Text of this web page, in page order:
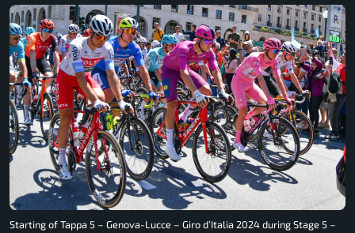
Starting of Tappa 5 – Genova-Lucce – Giro d’Italia 2024 during Stage 5 –